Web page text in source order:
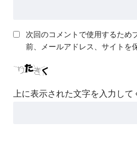
次回のコメントで使用するため
前、メールアドレス、サイトを
上に表示された文字を入力して